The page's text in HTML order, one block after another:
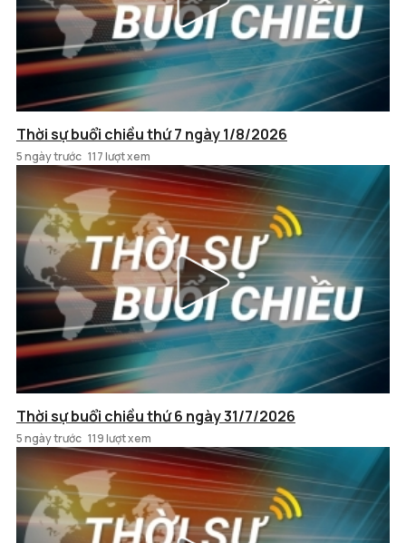
Thời sự buổi chiều thứ 7 ngày 1/8/2026
5 ngày trước 117 lượt xem
Thời sự buổi chiều thứ 6 ngày 31/7/2026
5 ngày trước 119 lượt xem